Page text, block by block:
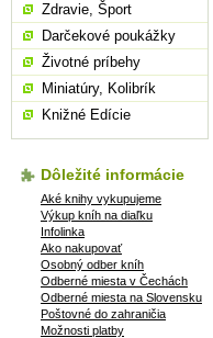
Zdravie, Šport
Darčekové poukážky
Životné príbehy
Miniatúry, Kolibrík
Knižné Edície
Dôležité informácie
Aké knihy vykupujeme
Výkup kníh na diaľku
Infolinka
Ako nakupovať
Osobný odber kníh
Odberné miesta v Čechách
Odberné miesta na Slovensku
Poštovné do zahraničia
Možnosti platby